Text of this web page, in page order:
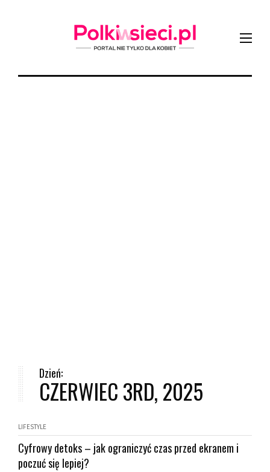
Dzień:
CZERWIEC 3RD, 2025
LIFESTYLE
Cyfrowy detoks – jak ograniczyć czas przed ekranem i
poczuć się lepiej?